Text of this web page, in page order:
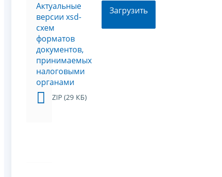
Актуальные
версии xsd-
схем
форматов
документов,
принимаемых
налоговыми
органами
ZIP (29 КБ)
Загрузить